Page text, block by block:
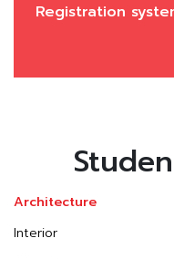
Registration
Architecture
Interior